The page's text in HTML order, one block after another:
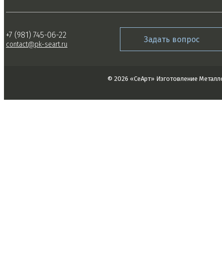
+7 (981) 745-06-22
contact@pk-seart.ru
Задать вопрос
© 2026 «СеАрт» Изготовление